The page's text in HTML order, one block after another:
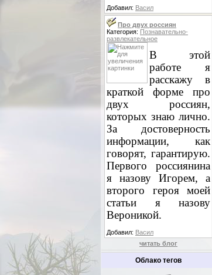
Добавил: Васил
Про двух россиян
Категория: Познавательно-
развлекательное
В этой
работе я
расскажу в
краткой форме про
двух россиян,
которых знаю лично.
За достоверность
информации, как
говорят, гарантирую.
Первого россиянина
я назову Игорем, а
второго героя моей
статьи я назову
Вероникой.
Добавил: Васил
читать блог
Облако тегов